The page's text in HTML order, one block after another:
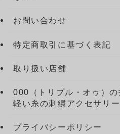
お問い合わせ
特定商取引に基づく表記
取り扱い店舗
000（トリプル・オゥ）の
軽い糸の刺繍アクセサリー
プライバシーポリシー